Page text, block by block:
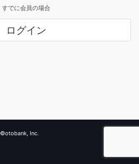
すでに会員の場合
ログイン
©otobank, Inc.